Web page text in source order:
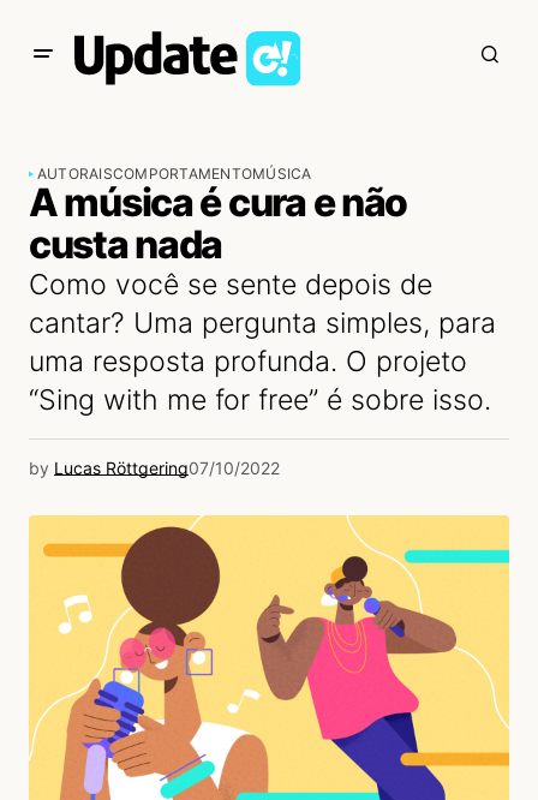
AUTORAISCOMPORTAMENTOMÚSICA
A música é cura e não
custa nada
Como você se sente depois de
cantar? Uma pergunta simples, para
uma resposta profunda. O projeto
“Sing with me for free” é sobre isso.
by Lucas Röttgering07/10/2022